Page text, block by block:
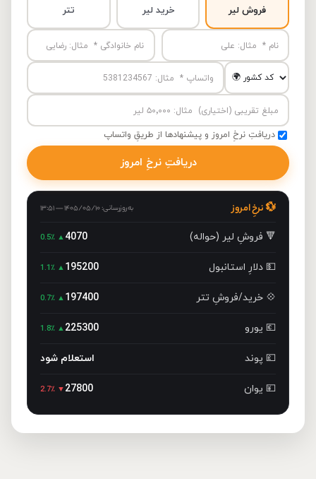
فروش لیر خرید لیر تتر
دریافتِ نرخِ امروز و پیشنهادها از طریقِ واتساپ
دریافتِ نرخِ امروز
💱 نرخِ امروز به‌روزرسانی: ۱۴۰۵/۰۵/۱۰ — ۱۳:۵۱
🔻 فروشِ لیر (حواله) 4070▲ 0.5٪
💵 دلارِ استانبول 195200▲ 1.1٪
💠 خرید/فروشِ تتر 197400▲ 0.7٪
💶 یورو 225300▲ 1.8٪
💷 پوند استعلام شود
💴 یوان 27800▼ 2.7٪